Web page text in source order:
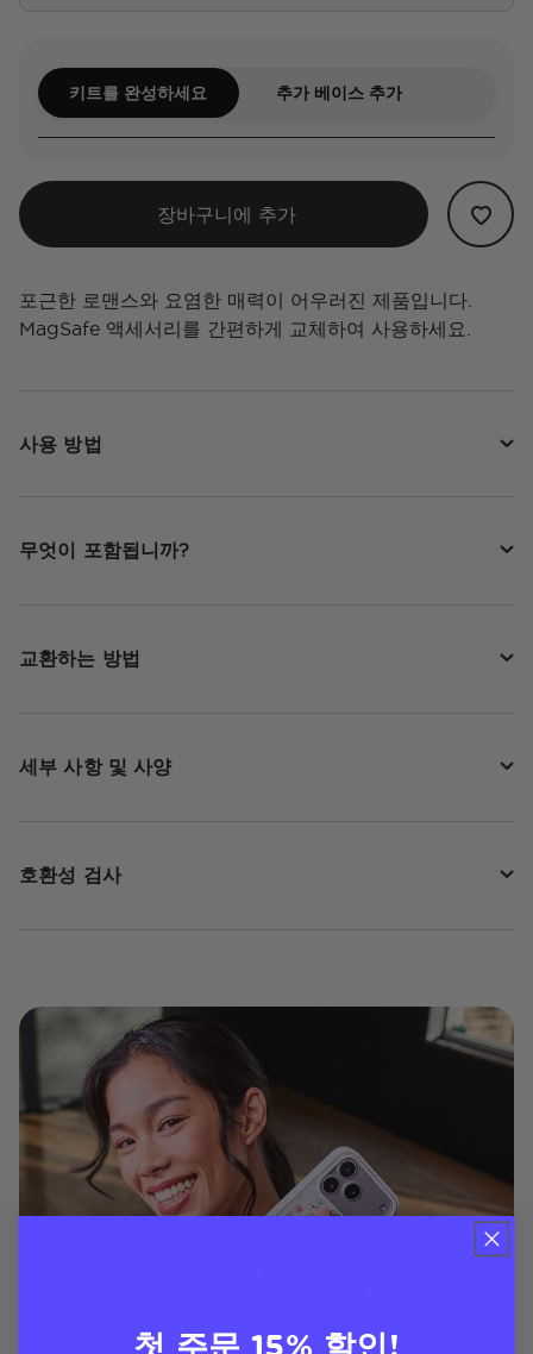
키트를 완성하세요 추가 베이스 추가
장바구니에 추가
포근한 로맨스와 요염한 매력이 어우러진 제품입니다.
MagSafe 액세서리를 간편하게 교체하여 사용하세요.
사용 방법
무엇이 포함됩니까?
교환하는 방법
세부 사항 및 사양
호환성 검사
첫 주문 15% 할인!